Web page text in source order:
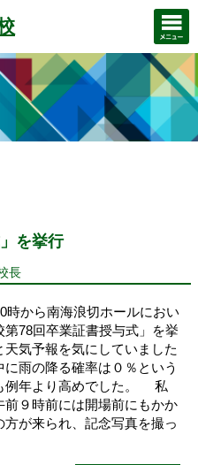
を挙行
長
から南海浪切ホールにおい
78回卒業証書授与式」を挙
気予報を気にしていました
雨の降る確率は０％という
例年より高めでした。 私
９時前には開場前にもかか
が来られ、記念写真を撮っ